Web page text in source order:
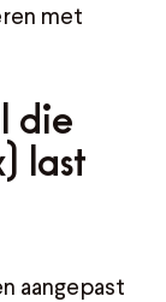
met
die
last
aangepast